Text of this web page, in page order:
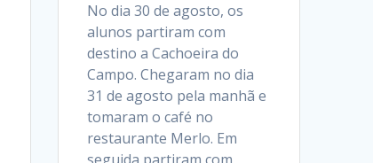
No dia 30 de agosto, os
alunos partiram com
destino a Cachoeira do
Campo. Chegaram no dia
31 de agosto pela manhã e
tomaram o café no
restaurante Merlo. Em